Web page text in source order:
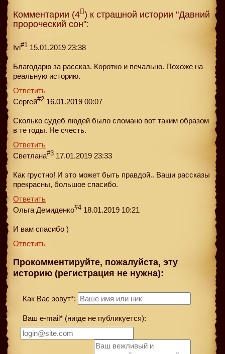
Комментарии (4 ) к страшной истории "Давний
пророческий сон":
Ivi#1 15.01.2019 23:38
Благодарю за рассказ. Коротко и печально. Похоже на
реальную историю.
Ответить
Сергей#2 16.01.2019 00:07
Сколько судеб людей было сломано вот таким образом
в те годы. Не счесть.
Ответить
Cветлана#3 17.01.2019 23:33
Как грустно! И это может быть правдой.. Ваши рассказы
прекрасны, большое спасибо.
Ответить
Ольга Демиденко#4 18.01.2019 10:21
И вам спасибо )
Ответить
Прокомментируйте, пожалуйста, эту
историю (регистрация не нужна):
Как Вас зовут*:
Ваш e-mail* (нигде не публикуется):